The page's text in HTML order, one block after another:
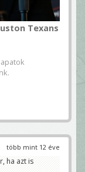
Texans
több mint 12 éve
ha azt is